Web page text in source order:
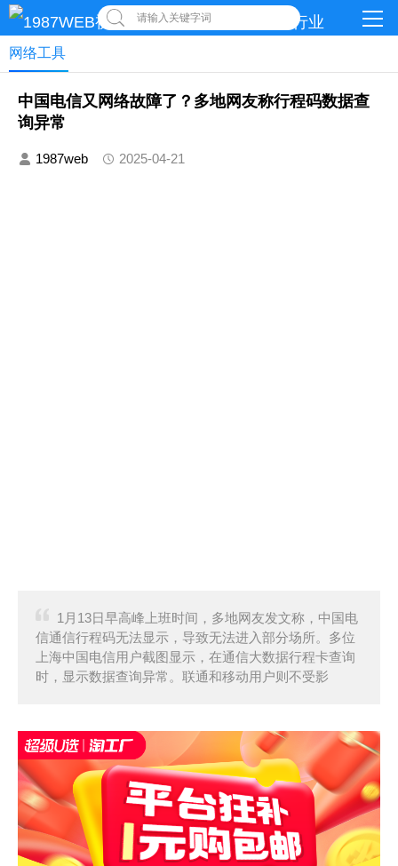
请输入关键字词
网络工具
中国电信又网络故障了？多地网友称行程码数据查
询异常
1987web 2025-04-21
1月13日早高峰上班时间，多地网友发文称，中国电
信通信行程码无法显示，导致无法进入部分场所。多位
上海中国电信用户截图显示，在通信大数据行程卡查询
时，显示数据查询异常。联通和移动用户则不受影